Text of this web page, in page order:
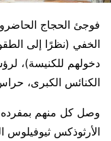
فوجئ الحجاج
الخفي (نظرًا إلى
دخولهم للكنيسة)،
الكنائس الكبرى،
وصل كل منهم بمفرده
الأرثوذكس ثيوفيلوس